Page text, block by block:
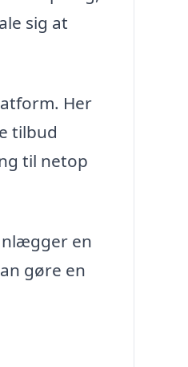
sig at
Her
tilbud
til netop
en
gøre en